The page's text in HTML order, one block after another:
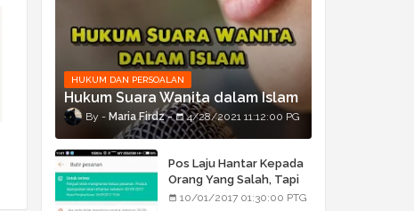
HUKUM DAN PERSOALAN
Hukum Suara Wanita dalam Islam
Maria Firdz 4/28/2021 11:12:00 PG
Pos Laju Hantar Kepada
Orang Yang Salah, Tapi
Orang Tu Pula Terima
10/01/2017 01:30:00 PTG